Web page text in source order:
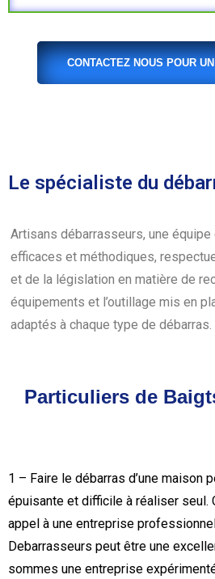
CONTACTEZ NOUS POUR
Le spécialiste du
Artisans débarrasseurs, une
efficaces et méthodiques,
et de la législation en matière de
équipements et l’outillage mis en
adaptés à chaque type de débarras.
Particuliers de
1 – Faire le débarras d’une maison
épuisante et difficile à réaliser seul.
appel à une entreprise
Debarrasseurs peut être une
sommes une entreprise